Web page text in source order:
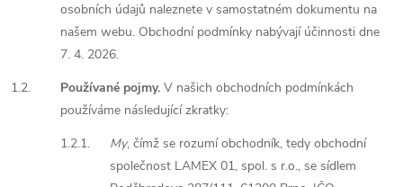
osobních údajů naleznete v samostatném dokumentu na
našem webu. Obchodní podmínky nabývají účinnosti dne
7. 4. 2026.
1.2.
Používané pojmy. V našich obchodních podmínkách
používáme následující zkratky:
1.2.1.
My, čímž se rozumí obchodník, tedy obchodní
společnost LAMEX 01, spol. s r.o., se sídlem